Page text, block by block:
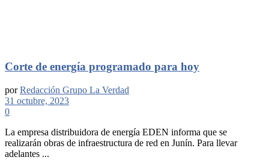
Corte de energía programado para hoy
por Redacción Grupo La Verdad
31 octubre, 2023
0
La empresa distribuidora de energía EDEN informa que se
realizarán obras de infraestructura de red en Junín. Para llevar
adelantes ...